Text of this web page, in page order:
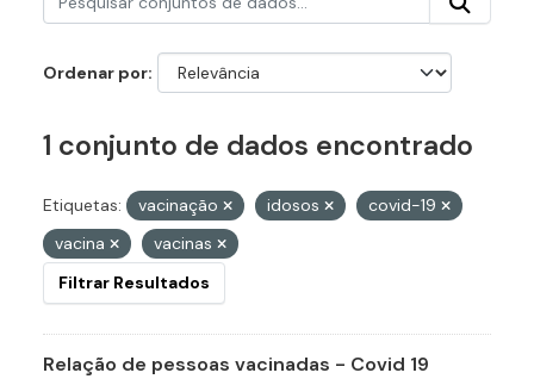
Ordenar por
1 conjunto de dados encontrado
Etiquetas: vacinação idosos
covid-19
vacina
vacinas
Filtrar Resultados
Relação de pessoas vacinadas - Covid 19